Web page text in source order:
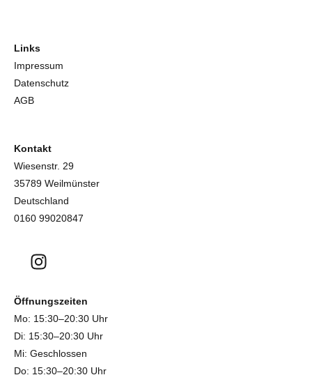
Links
Impressum
Datenschutz
AGB
Kontakt
Wiesenstr. 29
35789 Weilmünster
Deutschland
0160 99020847
Öffnungszeiten
Mo: 15:30–20:30 Uhr
Di: 15:30–20:30 Uhr
Mi: Geschlossen
Do: 15:30–20:30 Uhr